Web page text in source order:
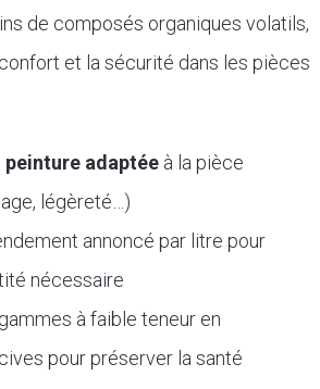
de composés organiques volatils,
et la sécurité dans les pièces
peinture adaptéeà la pièce
légèreté…)
annoncé par litre pour
nécessaire
à faible teneur en
pour préserver la santé